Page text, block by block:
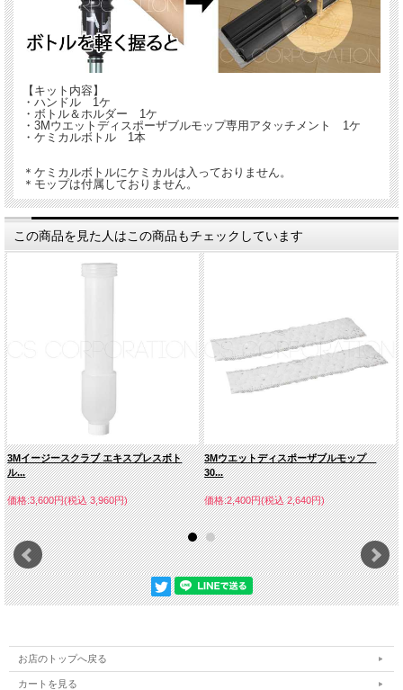
【キット内容】
・ハンドル 1ケ
・ボトル＆ホルダー 1ケ
・3Mウエットディスポーザブルモップ専用アタッチメント 1ケ
・ケミカルボトル 1本
＊ケミカルボトルにケミカルは入っておりません。
＊モップは付属しておりません。
この商品を見た人はこの商品もチェックしています
3Mイージースクラブ エキスプレスボト
ル...
価格:3,600円(税込 3,960円)
3Mウエットディスポーザブルモップ
30...
価格:2,400円(税込 2,640円)
お店のトップへ戻る
カートを見る